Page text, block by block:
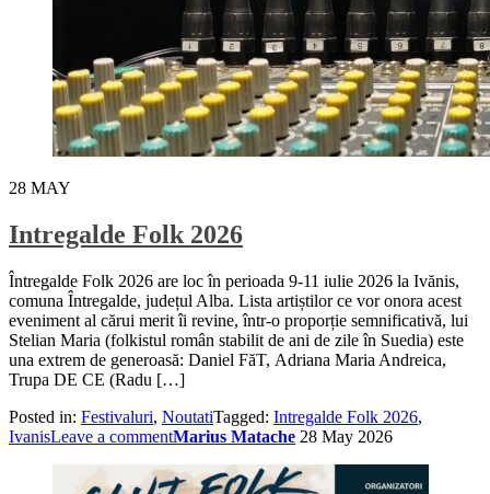
28 MAY
Intregalde Folk 2026
Întregalde Folk 2026 are loc în perioada 9-11 iulie 2026 la Ivănis,
comuna Întregalde, județul Alba. Lista artiștilor ce vor onora acest
eveniment al cărui merit îi revine, într-o proporție semnificativă, lui
Stelian Maria (folkistul român stabilit de ani de zile în Suedia) este
una extrem de generoasă: Daniel FăT, Adriana Maria Andreica,
Trupa DE CE (Radu […]
Posted in: Festivaluri, NoutatiTagged: Intregalde Folk 2026,
IvanisLeave a commentMarius Matache 28 May 2026